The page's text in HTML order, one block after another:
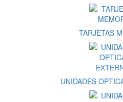
TARJETAS
UNIDADES